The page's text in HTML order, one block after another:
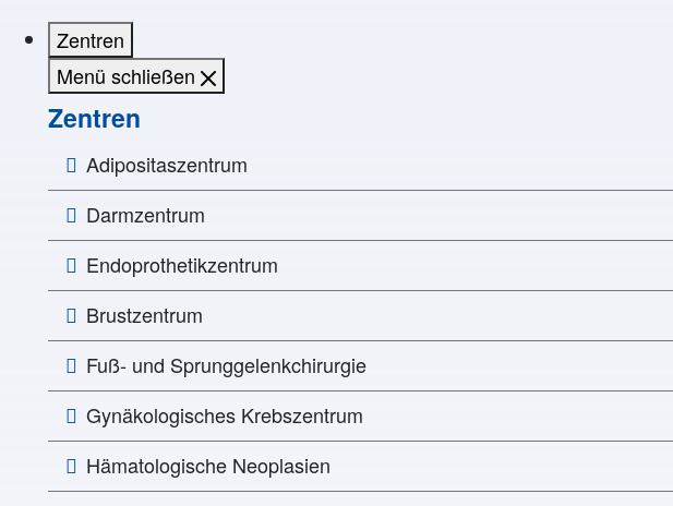
Zentren
Menü schließen
Zentren
Adipositaszentrum
Darmzentrum
Endoprothetikzentrum
Brustzentrum
Fuß- und Sprunggelenkchirurgie
Gynäkologisches Krebszentrum
Hämatologische Neoplasien